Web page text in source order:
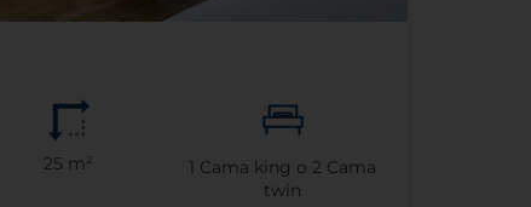
25 m² 1 Cama king o 2 Cama
twin